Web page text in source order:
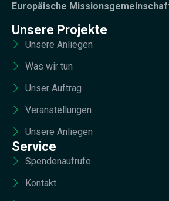
Europäische
Unsere Projekte
Unsere Anliegen
Was wir tun
Unser Auftrag
Veranstellungen
Unsere Anliegen
Service
Spendenaufrufe
Kontakt